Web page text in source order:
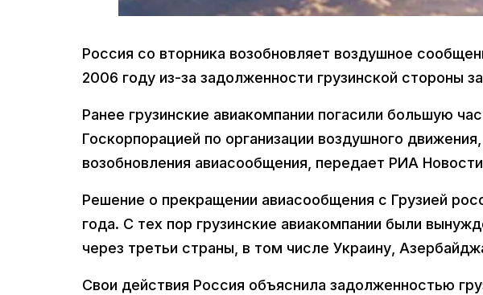
Россия со вторника возобновляет воздушное
2006 году из-за задолженности грузинской стороны
Ранее грузинские авиакомпании погасили большую
Госкорпорацией по организации воздушного
возобновления авиасообщения, передает РИА
Решение о прекращении авиасообщения с Грузией
года. С тех пор грузинские авиакомпании были
через третьи страны, в том числе Украину,
Свои действия Россия объяснила задолженностью